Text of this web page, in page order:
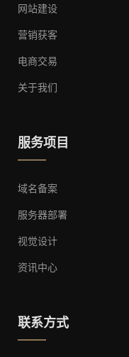
网站建设
营销获客
电商交易
关于我们
服务项目
域名备案
服务器部署
视觉设计
资讯中心
联系方式